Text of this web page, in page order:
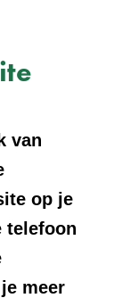
van
op je
telefoon
meer